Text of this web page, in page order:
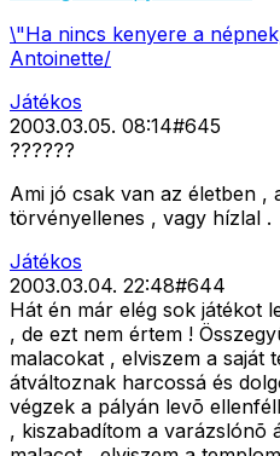
\"Ha nincs kenyere a
Antoinette/
Játékos
2003.03.05. 08:14#645
??????
Ami jó csak van az életben ,
törvényellenes , vagy hízlal .
Játékos
2003.03.04. 22:48#644
Hát én már elég sok játékot
, de ezt nem értem !
malacokat , elviszem a saját
átváltoznak harcossá és
végzek a pályán levõ
, kiszabadítom a varázslónõ